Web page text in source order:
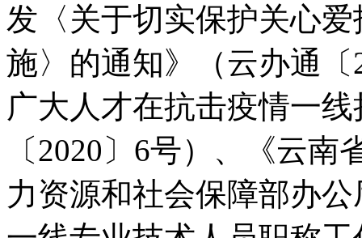
发〈关于切实保护关心
施〉的通知》（云办通
广大人才在抗击疫情一
〔2020〕6号）、《云
力资源和社会保障部办